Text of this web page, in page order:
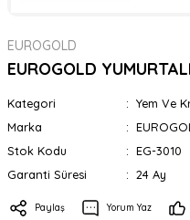
EUROGOLD
EUROGOLD
Kategori
Yem Ve
Marka
Stok Kodu
EG-3010
Garanti Süresi
24 Ay
Paylaş Yorum Yaz